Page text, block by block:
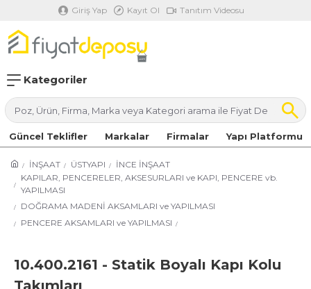
Giriş Yap Kayıt Ol Tanıtım Videosu
Kategoriler
Güncel Teklifler Markalar Firmalar Yapı Platformu
İNŞAAT ÜSTYAPI
İNCE İNŞAAT
KAPILAR, PENCERELER, AKSESURLARI ve KAPI, PENCERE vb.
YAPILMASI
DOĞRAMA MADENİ AKSAMLARI ve YAPILMASI
PENCERE AKSAMLARI ve YAPILMASI
10.400.2161 - Statik Boyalı Kapı Kolu
Takımları